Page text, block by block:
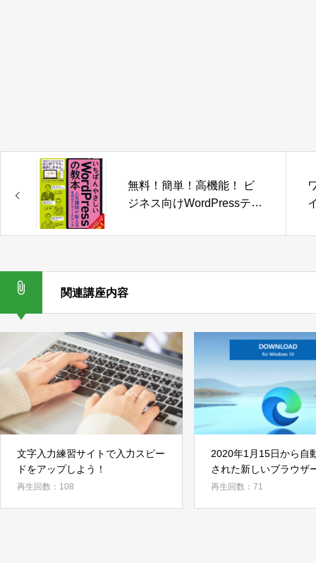
無料！簡単！高機能！ ビ
ジネス向けWordPressテー
関連講座内容
文字入力練習サイトで入力スピー
ドをアップしよう！
再生回数：108
2020年1月15日から自
された新しいブラウザ
ロソフトエッジ」
再生回数：71